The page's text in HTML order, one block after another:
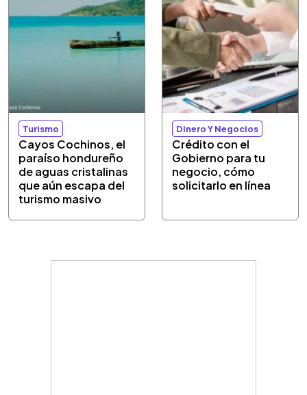
Turismo
Cayos Cochinos, el
paraíso hondureño
de aguas cristalinas
que aún escapa del
turismo masivo
Dinero Y Negocios
Crédito con el
Gobierno para tu
negocio, cómo
solicitarlo en línea